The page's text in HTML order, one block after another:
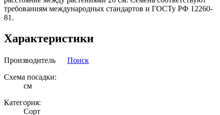
требованиям международных стандартов и ГОСТу РФ 12260-
81.
Характеристики
Производитель
Поиск
Схема посадки:
см
Категория:
Сорт